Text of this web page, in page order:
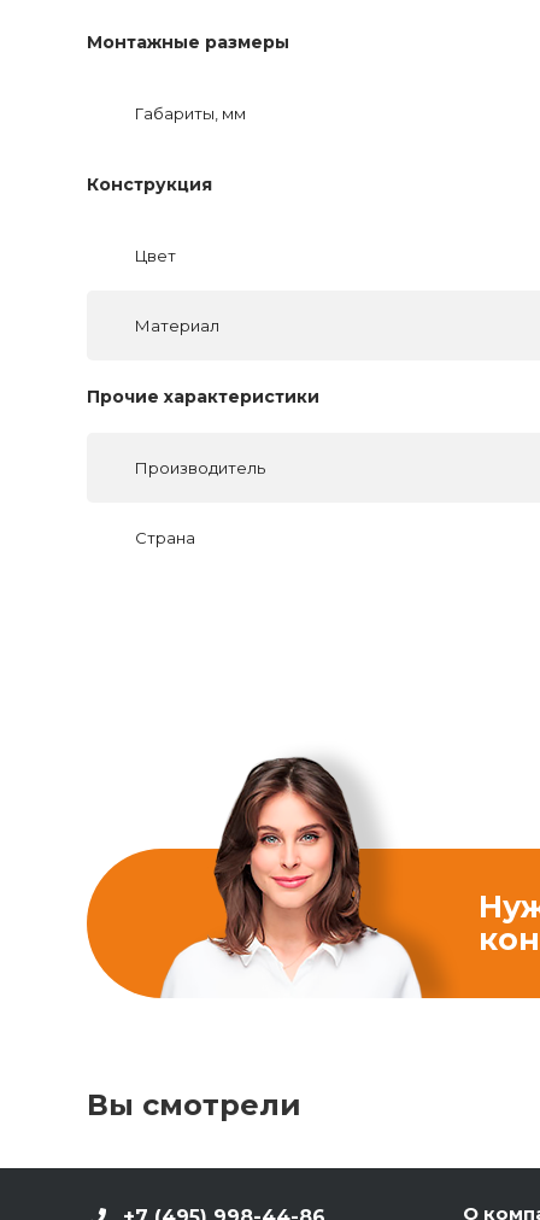
Монтажные размеры
Габариты, мм
Конструкция
Цвет
Материал
Прочие характеристики
Производитель
Страна
Вы смотрели
О